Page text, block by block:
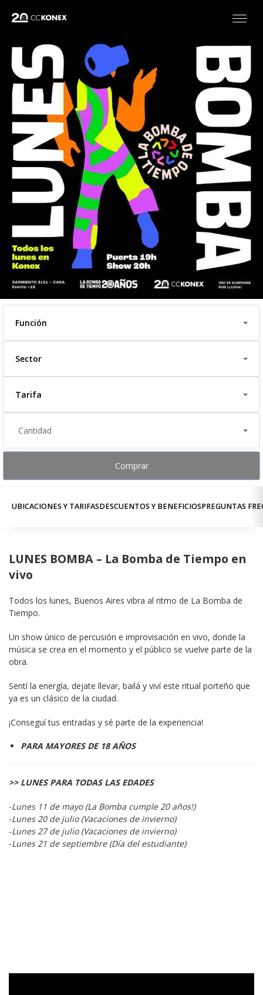
Función
Sector
Tarifa
Cantidad
Comprar
UBICACIONES Y TARIFASDESCUENTOS Y BENEFICIOSPREGUNTAS
LUNES BOMBA – La Bomba de Tiempo en
vivo
Todos los lunes, Buenos Aires vibra al ritmo de La Bomba de
Tiempo.
Un show único de percusión e improvisación en vivo, donde la
música se crea en el momento y el público se vuelve parte de la
obra.
Sentí la energía, dejate llevar, bailá y viví este ritual porteño que
ya es un clásico de la ciudad.
¡Conseguí tus entradas y sé parte de la experiencia!
PARA MAYORES DE 18 AÑOS
>> LUNES PARA TODAS LAS EDADES
-Lunes 11 de mayo (La Bomba cumple 20 años!)
-Lunes 20 de julio (Vacaciones de invierno)
-Lunes 27 de julio (Vacaciones de invierno)
-Lunes 21 de septiembre (Día del estudiante)